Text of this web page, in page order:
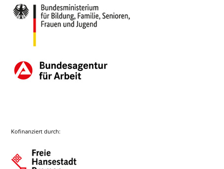
Kofinanziert durch: